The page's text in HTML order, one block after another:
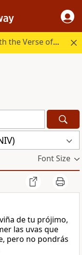
Start your day in God's Word with the Verse of the Day.
Font Size
de tu prójimo,
las uvas que
pero no pondrás